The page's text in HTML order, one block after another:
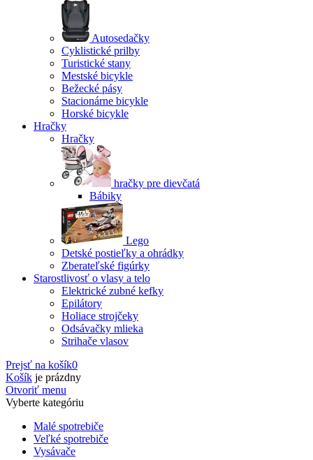
Autosedačky
Cyklistické prilby
Turistické stany
Mestské bicykle
Bežecké pásy
Stacionárne bicykle
Horské bicykle
Hračky
Hračky
hračky pre dievčatá
Bábiky
Lego
Detské postieľky a ohrádky
Zberateľské figúrky
Starostlivosť o vlasy a telo
Elektrické zubné kefky
Epilátory
Holiace strojčeky
Odsávačky mlieka
Strihače vlasov
Prejsť na košík0
Košík je prázdny
Otvoriť menu
Vyberte kategóriu
Malé spotrebiče
Veľké spotrebiče
Vysávače